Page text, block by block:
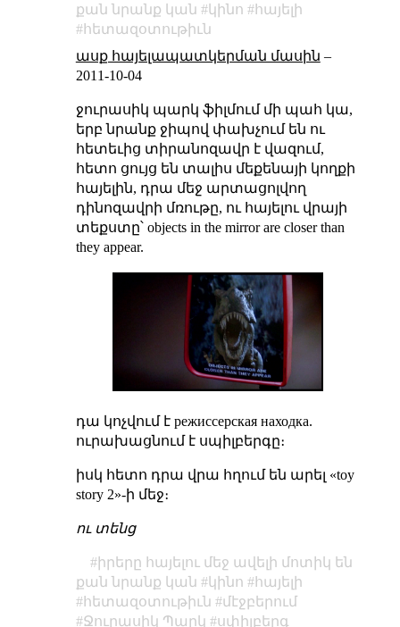
քան նրանք կան
կինո
հայելի
հետազօտութիւն
ասք հայելապատկերման մասին –
2011-10-04
ջուրասիկ պարկ ֆիլմում մի պահ կա,
երբ նրանք ջիպով փախչում են ու
հետեւից տիրանոզավր է վազում,
հետո ցույց են տալիս մեքենայի կողքի
հայելին, դրա մեջ արտացոլվող
դինոզավրի մռութը, ու հայելու վրայի
տեքստը՝ objects in the mirror are closer than
they appear.
դա կոչվում է режиссерская находка.
ուրախացնում է սպիլբերգը։
իսկ հետո դրա վրա հղում են արել «toy
story 2»-ի մեջ։
ու տենց
իրերը հայելու մեջ ավելի մոտիկ են
քան նրանք կան
կինո
հայելի
հետազօտութիւն
մէջբերում
Ջուրասիկ Պարկ
սփիլբերգ